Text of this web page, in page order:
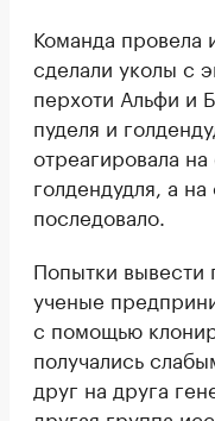
Команда провела
сделали уколы с
перхоти Альфи и
пуделя и
отреагировала
голдендудля, а
последовало.
Попытки вывести
ученые
с помощью
получались
друг на друга